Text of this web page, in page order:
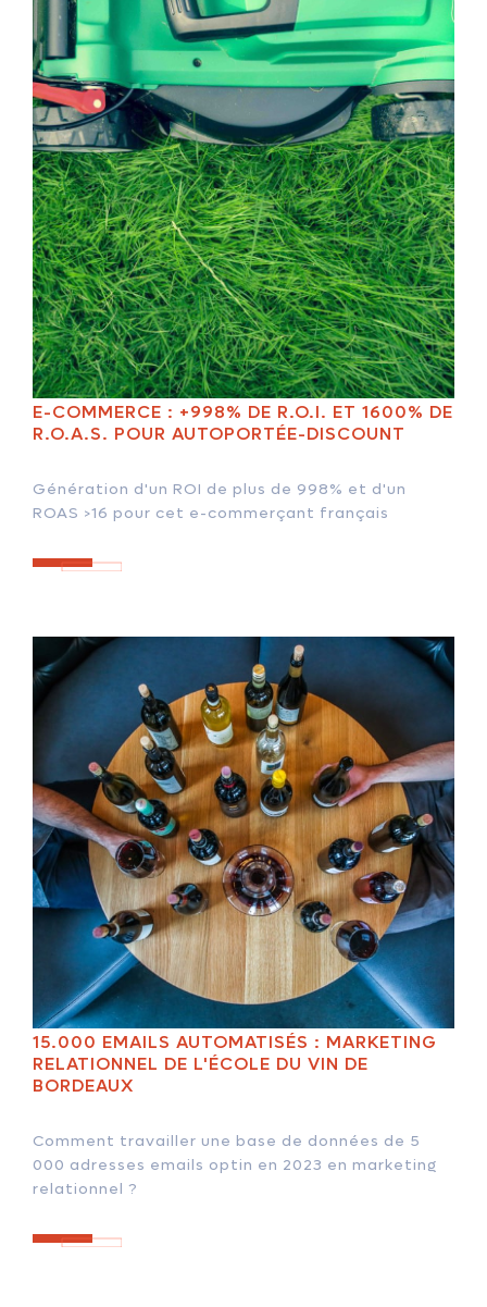
E-COMMERCE : +998% DE R.O.I. ET 1600% DE
R.O.A.S. POUR AUTOPORTÉE-DISCOUNT
Génération d'un ROI de plus de 998% et d'un
ROAS >16 pour cet e-commerçant français
15.000 EMAILS AUTOMATISÉS : MARKETING
RELATIONNEL DE L'ÉCOLE DU VIN DE
BORDEAUX
Comment travailler une base de données de 5
000 adresses emails optin en 2023 en marketing
relationnel ?